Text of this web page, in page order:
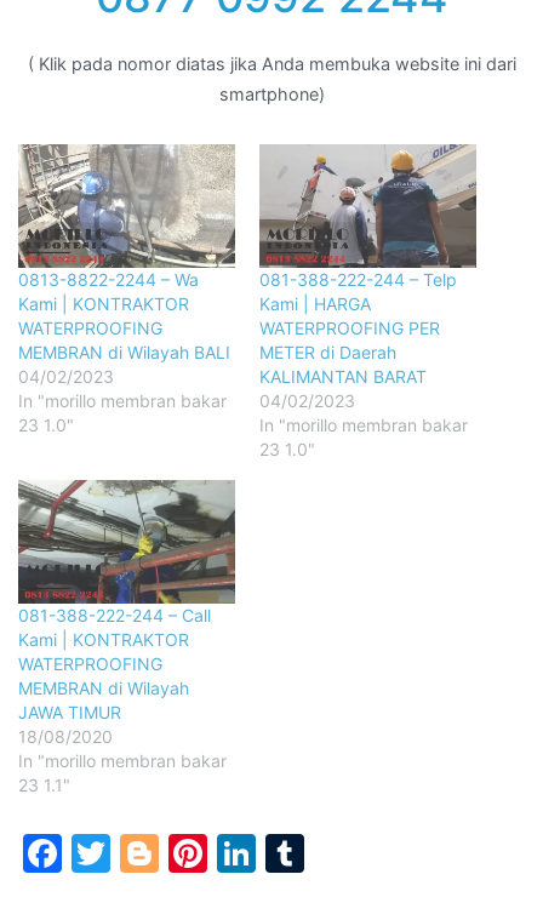
( Klik pada nomor diatas jika Anda membuka website ini dari
smartphone)
0813-8822-2244 – Wa
Kami | KONTRAKTOR
WATERPROOFING
MEMBRAN di Wilayah BALI
04/02/2023
In "morillo membran bakar
23 1.0"
081-388-222-244 – Telp
Kami | HARGA
WATERPROOFING PER
METER di Daerah
KALIMANTAN BARAT
04/02/2023
In "morillo membran bakar
23 1.0"
081-388-222-244 – Call
Kami | KONTRAKTOR
WATERPROOFING
MEMBRAN di Wilayah
JAWA TIMUR
18/08/2020
In "morillo membran bakar
23 1.1"
Facebook
Twitter
Blogger
Pinterest
LinkedIn